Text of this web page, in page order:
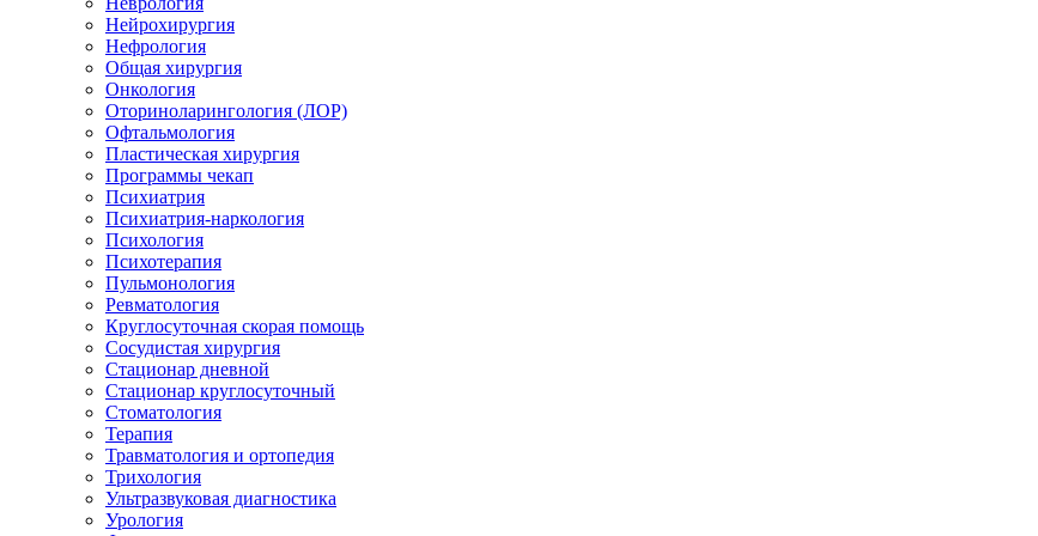
Нейрохирургия
Нефрология
Общая хирургия
Онкология
Оториноларингология (ЛОР)
Офтальмология
Пластическая хирургия
Программы чекап
Психиатрия
Психиатрия-наркология
Психология
Психотерапия
Пульмонология
Ревматология
Круглосуточная скорая помощь
Сосудистая хирургия
Стационар дневной
Стационар круглосуточный
Стоматология
Терапия
Травматология и ортопедия
Трихология
Ультразвуковая диагностика
Урология